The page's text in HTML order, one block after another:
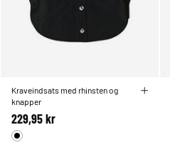
Kraveindsats med rhinsten og
knapper
229,95 kr